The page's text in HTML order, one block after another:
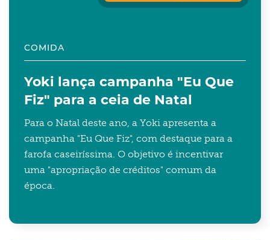
COMIDA
Yoki lança campanha "Eu Que
Fiz" para a ceia de Natal
Para o Natal deste ano, a Yoki apresenta a
campanha "Eu Que Fiz", com destaque para a
farofa caseiríssima. O objetivo é incentivar
uma "apropriação de créditos" comum da
época.